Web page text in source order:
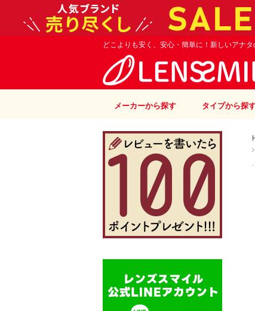
どこよりも安く、安心・簡単に！新しいアナ
メーカーから探す タイプから探